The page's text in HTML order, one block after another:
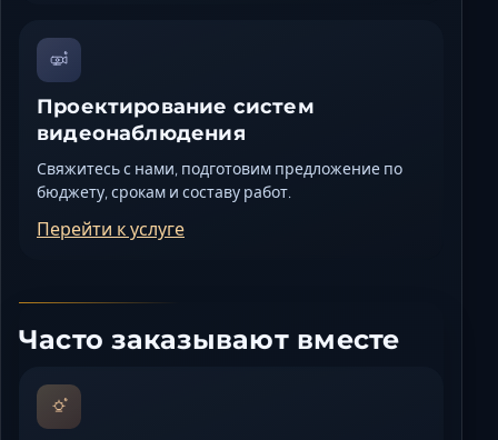
Проектирование систем
видеонаблюдения
Свяжитесь с нами, подготовим предложение по
бюджету, срокам и составу работ.
Перейти к услуге
Часто заказывают вместе